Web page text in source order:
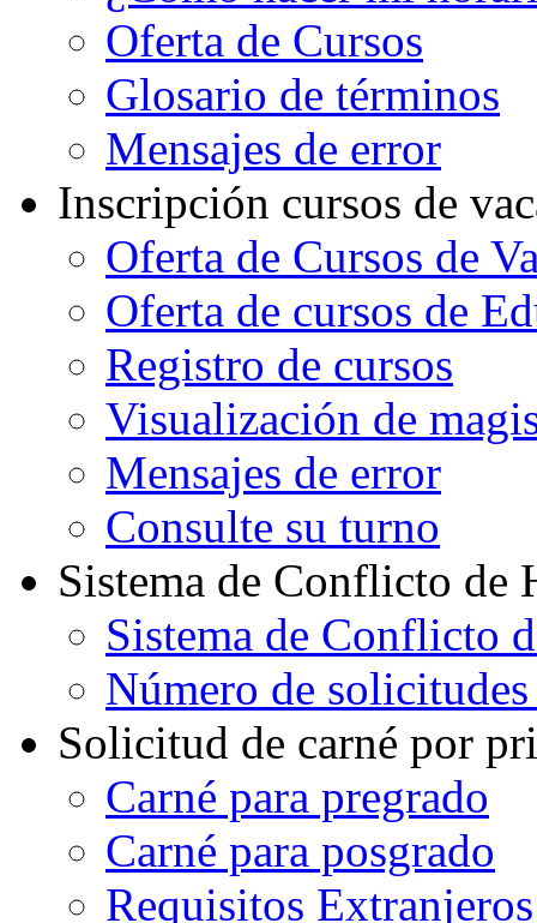
Oferta de Cursos
Glosario de términos
Mensajes de error
Inscripción cursos de
Oferta de Cursos de
Oferta de cursos de
Registro de cursos
Visualización de
Mensajes de error
Consulte su turno
Sistema de Conflicto de
Sistema de Conflicto
Número de
Solicitud de carné por
Carné para pregrado
Carné para posgrado
Requisitos Extranjeros